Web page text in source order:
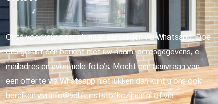
Onze voorkeur gaat uit naar aanvragen via Whatsapp. Doe
ons gerust een bericht met uw naam, adresgegevens, e-
mailadres en eventuele foto's. Mocht een aanvraag van
een offerte via Whatsapp niet lukken dan kunt u ons ook
bereiken via info@vdbkunststofkozijnen.nl of via